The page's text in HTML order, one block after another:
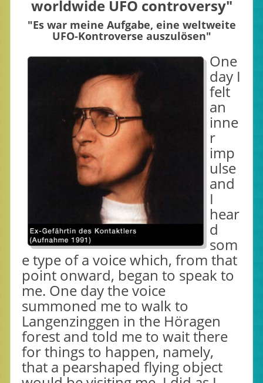
worldwide UFO controversy"
"Es war meine Aufgabe, eine weltweite
UFO-Kontroverse auszulösen"
One
day I
felt
an
inne
r
imp
ulse
and
I
hear
d
som
e type of a voice which, from that
point onward, began to speak to
me. One day the voice
summoned me to walk to
Langenzinggen in the Höragen
forest and told me to wait there
for things to happen, namely,
that a pearshaped flying object